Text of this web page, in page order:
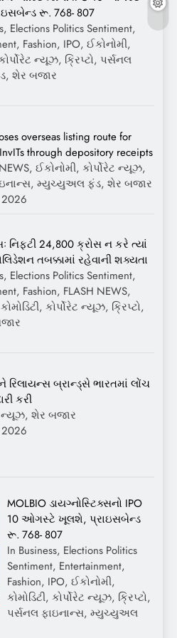
રૂ. 768- 807
Elections Politics Sentiment,
Fashion, IPO, ઈકોનોમી,
ન્યૂઝ, ક્રિપ્ટો, પર્સનલ
શેર બજાર
overseas listing route for
InvITs through depository receipts
ઈકોનોમી, કોર્પોરેટ ન્યૂઝ,
મ્યુચ્યુઅલ ફંડ, શેર બજાર
નિફ્ટી 24,800 ક્રોસ ન કરે ત્યાં
તબક્કામાં રહેવાની શક્યતા
Elections Politics Sentiment,
Fashion, FLASH NEWS,
કોર્પોરેટ ન્યૂઝ, ક્રિપ્ટો,
રિલાયન્સ બ્રાન્ડ્સે ભારતમાં લોંચ
કરી
ન્યૂઝ, શેર બજાર
MOLBIO ડાયગ્નોસ્ટિક્સનો IPO
10 ઓગસ્ટે ખૂલશે, પ્રાઇસબેન્ડ
રૂ. 768- 807
In Business, Elections Politics
Sentiment, Entertainment,
Fashion, IPO, ઈકોનોમી,
કોમોડિટી, કોર્પોરેટ ન્યૂઝ, ક્રિપ્ટો,
પર્સનલ ફાઇનાન્સ, મ્યુચ્યુઅલ